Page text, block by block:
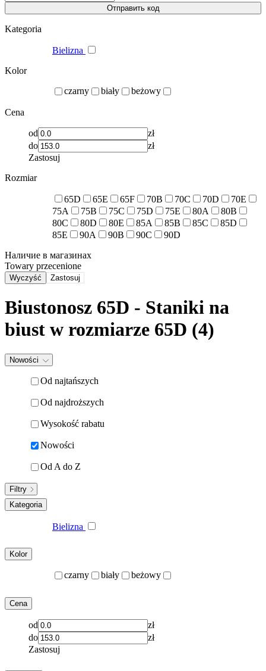
Отправить код
Kategoria
Bielizna
Kolor
czarny
biały beżowy
Cena
od
zł
do
zł
Zastosuj
Rozmiar
65D 65E 65F 70B 70C 70D
70E
75A
75B 75C 75D 75E 80A
80B
80C
80D 80E 85A 85B 85C
85D
85E
90A 90B 90C
90D
Наличие в магазинах
Towary przecenione
Wyczyść Zastosuj
Biustonosz 65D - Staniki na
biust w rozmiarze 65D (4)
Nowości
Od najtańszych
Od najdroższych
Wysokość rabatu
Nowości
Od A do Z
Filtry
Kategoria
Bielizna
Kolor
czarny biały beżowy
Cena
od
zł
do
zł
Zastosuj